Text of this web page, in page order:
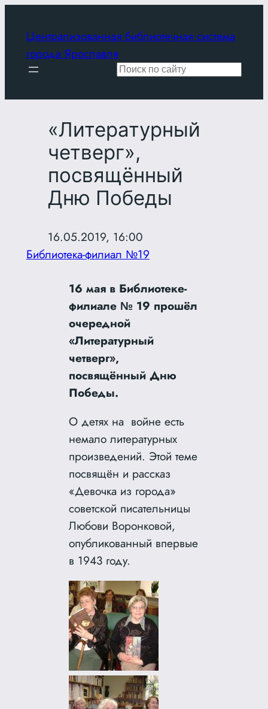
содержимому
Централизованная библиотечная система
города Ярославля
Поиск
«Литературный
четверг»,
посвящённый
Дню Победы
16.05.2019, 16:00
Библиотека-филиал №19
16 мая в Библиотеке-
филиале № 19 прошёл
очередной
«Литературный
четверг»,
посвящённый Дню
Победы.
О детях на войне есть
немало литературных
произведений. Этой теме
посвящён и рассказ
«Девочка из города»
советской писательницы
Любови Воронковой,
опубликованный впервые
в 1943 году.